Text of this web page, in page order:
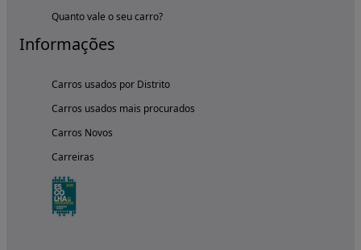
Quanto vale o seu carro?
Informações
Carros usados por Distrito
Carros usados mais procurados
Carros Novos
Carreiras